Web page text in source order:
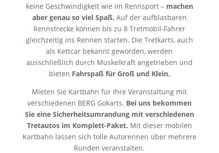
keine Geschwindigkeit wie im Rennsport – machen
aber genau so viel Spaß. Auf der aufblasbaren
Rennstrecke können bis zu 8 Tretmobil-Fahrer
gleichzeitig ins Rennen starten. Die Tretkarts, auch
als Kettcar bekannt geworden, werden
ausschließlich durch Muskelkraft angetrieben und
bieten Fahrspaß für Groß und Klein.
Mieten Sie Kartbahn für Ihre Veranstaltung mit
verschiedenen BERG Gokarts. Bei uns bekommen
Sie eine Sicherheitsumrandung mit verschiedenen
Tretautos im Komplett-Paket. Mit dieser mobilen
Kartbahn lassen sich tolle Autorennen über mehrere
Runden veranstalten.